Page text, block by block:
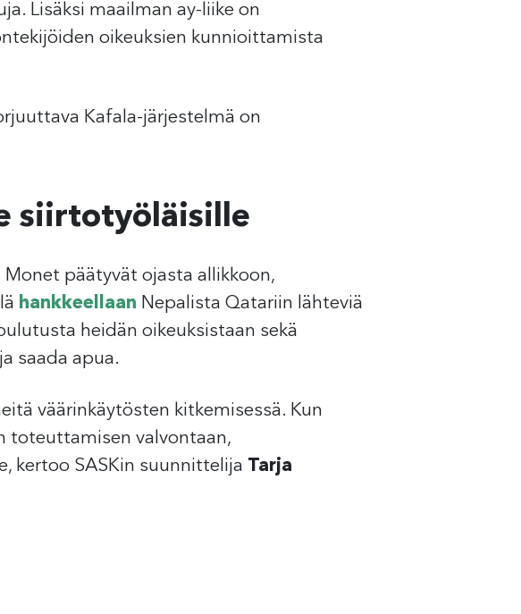
Lisäksi maailman ay-liike on
oikeuksien kunnioittamista
Kafala-järjestelmä on
siirtotyöläisille
päätyvät ojasta allikkoon,
hankkeellaan Nepalista Qatariin lähteviä
heidän oikeuksistaan sekä
saada apua.
väärinkäytösten kitkemisessä. Kun
toteuttamisen valvontaan,
kertoo SASKin suunnittelija Tarja